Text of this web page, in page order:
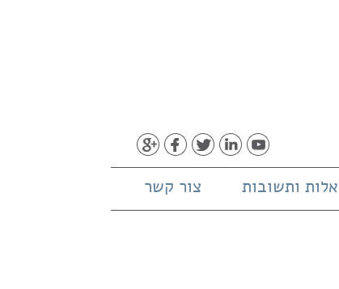
ותשובות צור קשר